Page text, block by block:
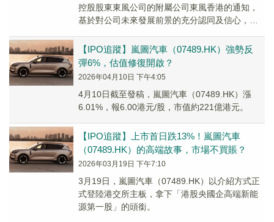
控股股東東風公司的附屬公司東風香港的通知，
基於對公司未來發展前景的充分認同及信心，支
於...
【IPO追蹤】嵐圖汽車（07489.HK）強勢反
彈6%，估值修復開啟？
2026年04月10日 下午4:05
4月10日截至發稿，嵐圖汽車（07489.HK）漲
6.01%，報6.00港元/股，市值約221億港元。
【IPO追蹤】上市首日跌13%！嵐圖汽車
（07489.HK）的高端故事，市場不買賬？
2026年03月19日 下午7:10
3月19日，嵐圖汽車（07489.HK）以介紹方式正
式登陸港交所主板，拿下「港股央國企高端新能
源第一股」的頭銜。